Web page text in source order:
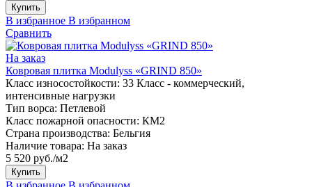
Купить
В избранное В избранном
Сравнить
На заказ
Ковровая плитка Modulyss «GRIND 850»
Класс износостойкости: 33 Класс - коммерческий,
интенсивные нагрузки
Тип ворса: Петлевой
Класс пожарной опасности: КМ2
Страна производства: Бельгия
Наличие товара: На заказ
5 520 руб./м2
Купить